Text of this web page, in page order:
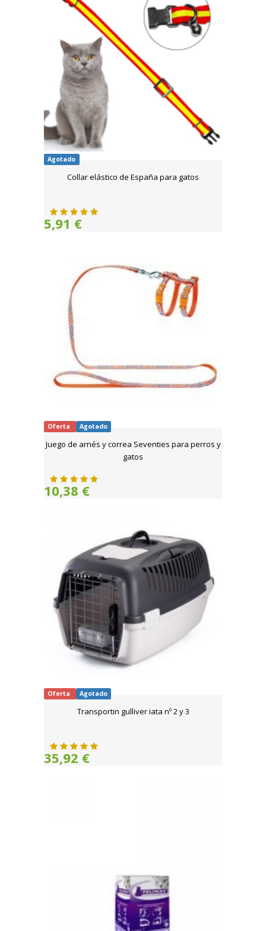
Agotado
Collar elástico de España para gatos
5,91 €
Oferta Agotado
Juego de arnés y correa Seventies para perros y
gatos
10,38 €
Oferta Agotado
Transportin gulliver iata nº 2 y 3
35,92 €